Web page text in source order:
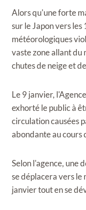
Alors qu'une forte
sur le Japon vers
météorologiques
vaste zone allant
chutes de neige et
Le 9 janvier,
exhorté le public à
circulation causées
abondante au cours
Selon l'agence, une
se déplacera vers le
janvier tout en se